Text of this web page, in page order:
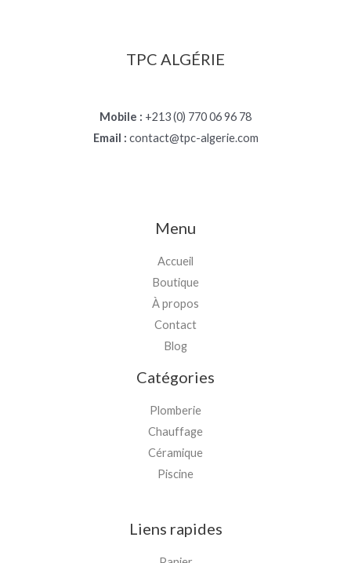
TPC ALGÉRIE
Mobile : +213 (0) 770 06 96 78
Email : contact@tpc-algerie.com
Menu
Accueil
Boutique
À propos
Contact
Blog
Catégories
Plomberie
Chauffage
Céramique
Piscine
Liens rapides